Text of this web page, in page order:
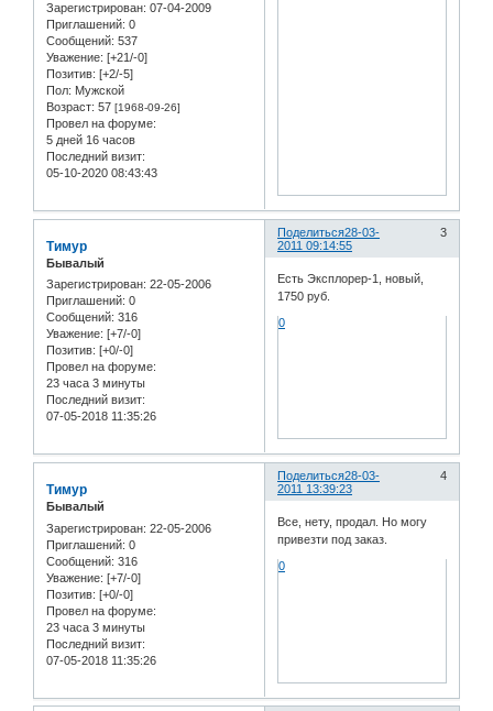
Зарегистрирован: 07-04-2009
Приглашений: 0
Сообщений: 537
Уважение: [+21/-0]
Позитив: [+2/-5]
Пол: Мужской
Возраст: 57 [1968-09-26]
Провел на форуме:
5 дней 16 часов
Последний визит:
05-10-2020 08:43:43
Поделиться 3
28-03-
2011 09:14:55
Тимур
Бывалый
Зарегистрирован: 22-05-2006
Приглашений: 0
Сообщений: 316
Уважение: [+7/-0]
Позитив: [+0/-0]
Провел на форуме:
23 часа 3 минуты
Последний визит:
07-05-2018 11:35:26
Есть Эксплорер-1, новый,
1750 руб.
0
Поделиться 4
28-03-
2011 13:39:23
Тимур
Бывалый
Зарегистрирован: 22-05-2006
Приглашений: 0
Сообщений: 316
Уважение: [+7/-0]
Позитив: [+0/-0]
Провел на форуме:
23 часа 3 минуты
Последний визит:
07-05-2018 11:35:26
Все, нету, продал. Но могу
привезти под заказ.
0